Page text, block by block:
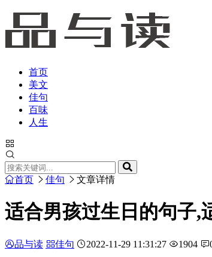
首页
美文
佳句
百味
人生
首页 佳句 文章详情
适合男孩过生日的句子,
品与读 佳句 2022-11-29 11:31:27 1904